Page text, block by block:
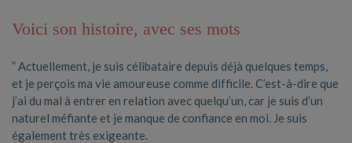
Voici son histoire, avec ses mots
”Actuellement, je suis célibataire depuis déjà quelques temps,
et je perçois ma vie amoureuse comme difficile. C’est-à-dire que
j’ai du mal à entrer en relation avec quelqu’un, car je suis d’un
naturel méfiante et je manque de confiance en moi. Je suis
également très exigeante.